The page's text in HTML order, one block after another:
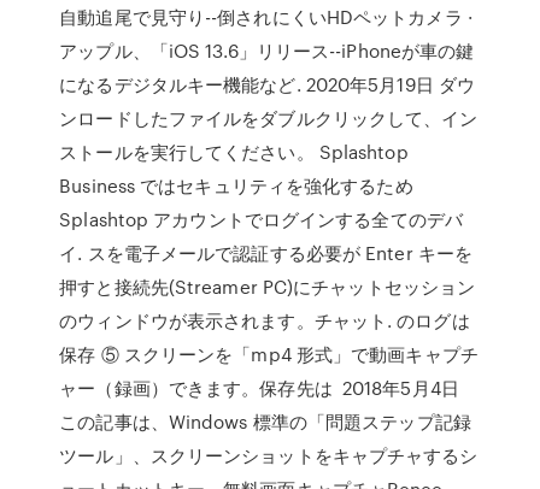
自動追尾で見守り--倒されにくいHDペットカメラ ·
アップル、「iOS 13.6」リリース--iPhoneが車の鍵
になるデジタルキー機能など. 2020年5月19日 ダウ
ンロードしたファイルをダブルクリックして、イン
ストールを実行してください。 Splashtop
Business ではセキュリティを強化するため
Splashtop アカウントでログインする全てのデバ
イ. スを電子メールで認証する必要が Enter キーを
押すと接続先(Streamer PC)にチャットセッション
のウィンドウが表示されます。チャット. のログは
保存 ⑤ スクリーンを「mp4 形式」で動画キャプチ
ャー（録画）できます。保存先は 2018年5月4日
この記事は、Windows 標準の「問題ステップ記録
ツール」、スクリーンショットをキャプチャするシ